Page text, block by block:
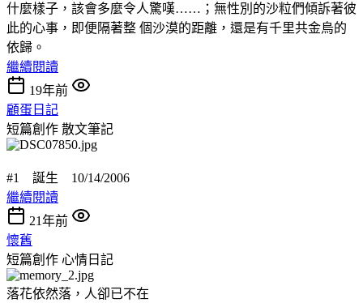
什麼樣子，該會多麼令人驚嘆……；無性別的沙粒們傾訴著彼
此的心事，即便隔著整 個沙漠的距離，還是有千里共金烏的
依歸。
繼續閱讀
19年前
顧蛋日記
短篇創作 散文筆記
#1 誕生 10/14/2006
繼續閱讀
21年前
懷舊
短篇創作 心情日記
落花依然落，人卻已不在